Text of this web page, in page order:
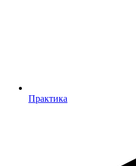
Практика
Практика